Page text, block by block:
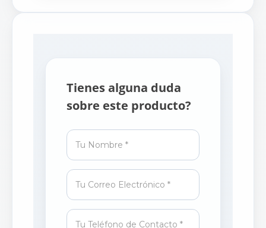
Tienes alguna duda
sobre este producto?